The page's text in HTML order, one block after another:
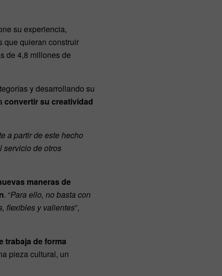
su experiencia,
que quieran construir
de 4,8 millones de
y desarrollando su
convertir su creatividad
a partir de este hecho
servicio de otros
maneras de
. “Para ello, no basta con
flexibles y valientes”,
trabaja de forma
pieza cultural, un